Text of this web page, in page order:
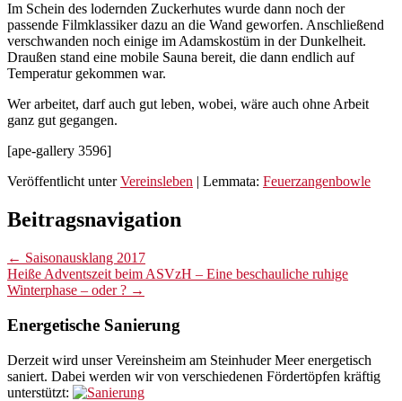
Im Schein des lodernden Zuckerhutes wurde dann noch der
passende Filmklassiker dazu an die Wand geworfen. Anschließend
verschwanden noch einige im Adamskostüm in der Dunkelheit.
Draußen stand eine mobile Sauna bereit, die dann endlich auf
Temperatur gekommen war.
Wer arbeitet, darf auch gut leben, wobei, wäre auch ohne Arbeit
ganz gut gegangen.
[ape-gallery 3596]
Veröffentlicht unterVereinsleben | Lemmata: Feuerzangenbowle
Beitragsnavigation
← Saisonausklang 2017
Heiße Adventszeit beim ASVzH – Eine beschauliche ruhige
Winterphase – oder ? →
Energetische Sanierung
Derzeit wird unser Vereinsheim am Steinhuder Meer energetisch
saniert. Dabei werden wir von verschiedenen Fördertöpfen kräftig
unterstützt: